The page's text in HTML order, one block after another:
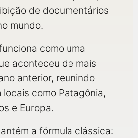
de documentários
mundo.
como uma
aconteceu de mais
anterior, reunindo
locais como Patagônia,
e Europa.
a fórmula clássica: